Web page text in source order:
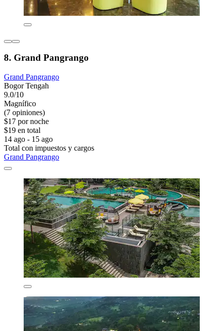
8. Grand Pangrango
Grand Pangrango
Bogor Tengah
9.0/10
Magnífico
(7 opiniones)
$17 por noche
$19 en total
14 ago - 15 ago
Total con impuestos y cargos
Grand Pangrango